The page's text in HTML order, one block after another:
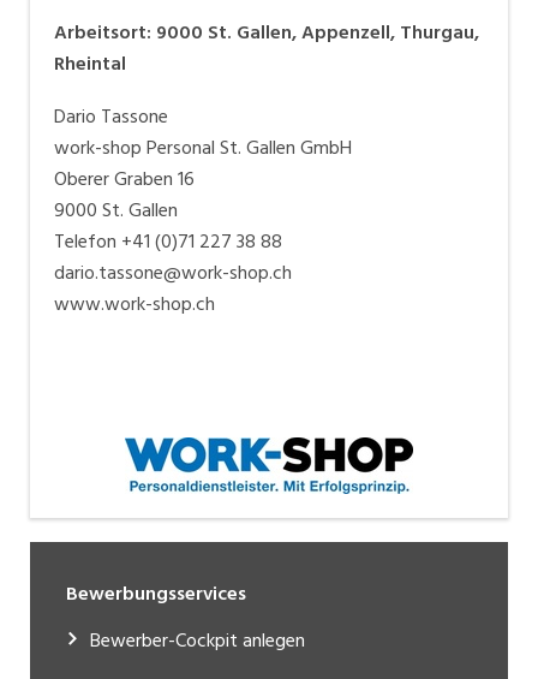
Arbeitsort: 9000 St. Gallen, Appenzell, Thurgau,
Rheintal
Dario Tassone
work-shop Personal St. Gallen GmbH
Oberer Graben 16
9000 St. Gallen
Telefon +41 (0)71 227 38 88
dario.tassone@work-shop.ch
www.work-shop.ch
Bewerbungsservices
Bewerber-Cockpit anlegen